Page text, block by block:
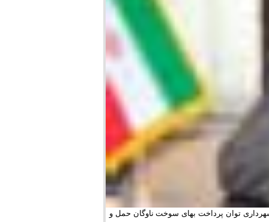
توان پرداخت بهای سوخت ناوگان حمل و